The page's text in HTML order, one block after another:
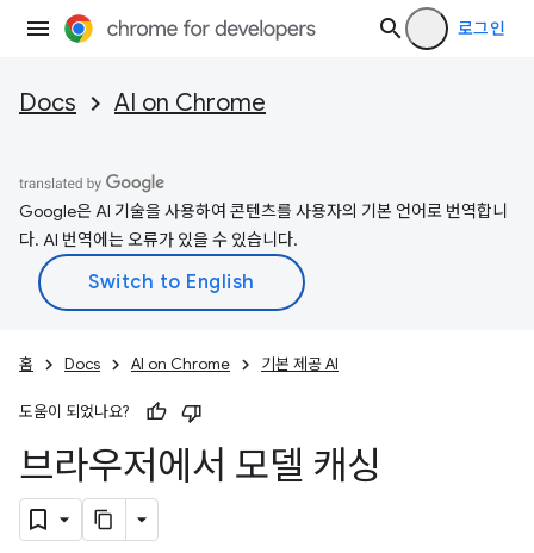
로그인
Docs AI on Chrome
Google은 AI 기술을 사용하여 콘텐츠를 사용자의 기본 언어로 번역합니
다. AI 번역에는 오류가 있을 수 있습니다.
홈 Docs AI on Chrome 기본 제공 AI
도움이 되었나요?
브라우저에서 모델 캐싱